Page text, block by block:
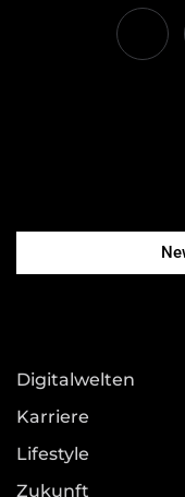
Digitalwelten
Karriere
Lifestyle
Zukunft